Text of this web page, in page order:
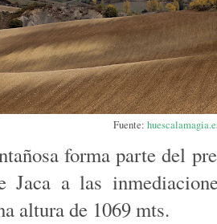
Fuente:
forma parte del
Jaca a las
altura de 1069 mts.